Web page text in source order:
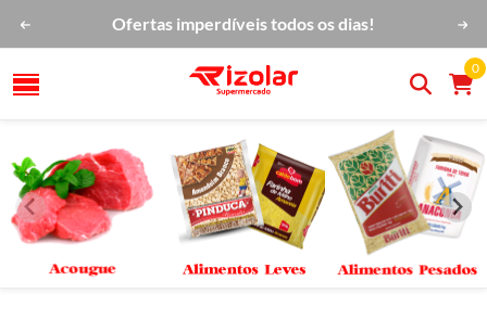
Ofertas imperdíveis todos os dias!
0